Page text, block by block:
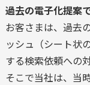
過去の電子化提案
お客さまは、過去
ッシュ（シート状
する検索依頼への
そこで当社は、当